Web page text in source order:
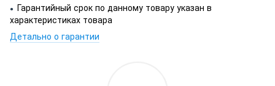
● Гарантийный срок по данному товару указан в
характеристиках товара
Детально о гарантии